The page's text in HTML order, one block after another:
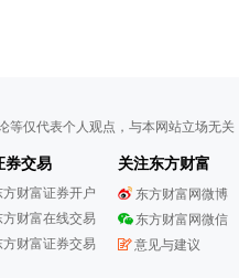
等仅代表个人观点，与本网站立场无
券交易
方财富证券开户
方财富在线交易
方财富证券交易
关注东方财富
东方财富网微博
东方财富网微信
意见与建议